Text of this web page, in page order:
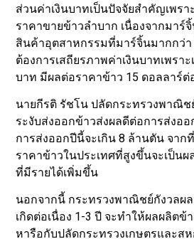
ส่วนค่าเงินบาทเป็นปัจจัยสำคัญเพร
ราคาขายข้าวลำบาก เนื่องจากมาร์
สินค้าอุตสาหกรรมที่มาร์จิ้นมากกว่
ต้องการเสถียรภาพค่าเงินบาทเพรา
บาท มีผลต่อราคาข้าว 15 ดอลลาร์ต่
นายกีรติ รัชโน ปลัดกระทรวงพาณิช
ระงับส่งออกข้าวส่งผลดีต่อการส่งอ
การส่งออกปีนี้จะเกิน 8 ล้านตัน จากที่
ราคาข้าวในประเทศที่สูงขึ้นจะเป็น
ที่มีรายได้เพิ่มขึ้น
นอกจากนี้ กระทรวงพาณิชย์กังวลผ
เกิดต่อเนื่อง 1-3 ปี จะทำให้ผลผลิตข้
หารือกับปลัดกระทรวงเกษตรและส